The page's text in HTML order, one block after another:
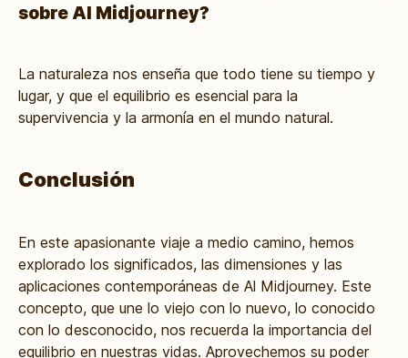
sobre Al Midjourney?
La naturaleza nos enseña que todo tiene su tiempo y
lugar, y que el equilibrio es esencial para la
supervivencia y la armonía en el mundo natural.
Conclusión
En este apasionante viaje a medio camino, hemos
explorado los significados, las dimensiones y las
aplicaciones contemporáneas de Al Midjourney. Este
concepto, que une lo viejo con lo nuevo, lo conocido
con lo desconocido, nos recuerda la importancia del
equilibrio en nuestras vidas. Aprovechemos su poder